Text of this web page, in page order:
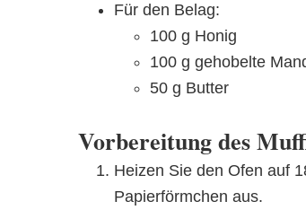
Für den Belag:
100 g Honig
100 g gehobelte
50 g Butter
Vorbereitung des
Heizen Sie den Ofen auf
Papierförmchen aus.